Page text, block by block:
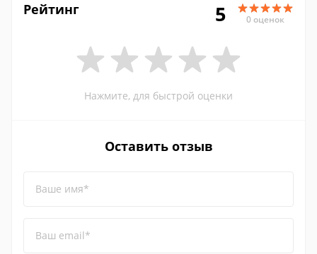
Рейтинг 5 0 оценок
Нажмите, для быстрой оценки
Оставить отзыв
Ваше имя*
Ваш email*